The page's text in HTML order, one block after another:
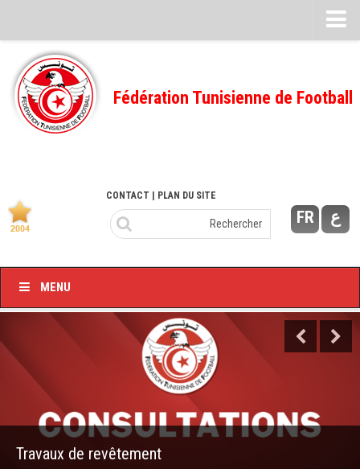
Feuille de match
FMI – 2022/2023
Ligue I – 2022/2023
Ligue I – 2020/2021
Ligue I – 2019/2020
Feuilles de match 2018/2019
Feuille de match 2017/2018
–Ligue I–
–Ligue II–
Fédération Tunisienne de Football
FR ع
CONTACT | PLAN DU SITE
MENU
Travaux de revêtement